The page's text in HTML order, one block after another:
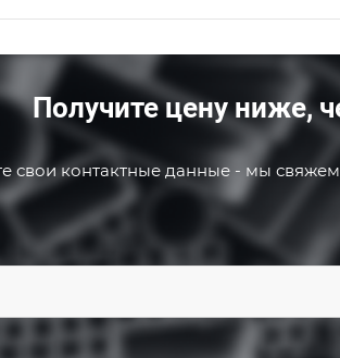
Получите цену ниже,
свои контактные данные - мы